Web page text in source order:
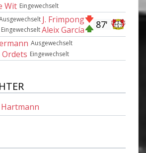
Eingewechselt
Wit
87'
J. Frimpong
EingewechseltAleix García
Ausgewechselt
Eingewechselt
Ordets
Hartmann